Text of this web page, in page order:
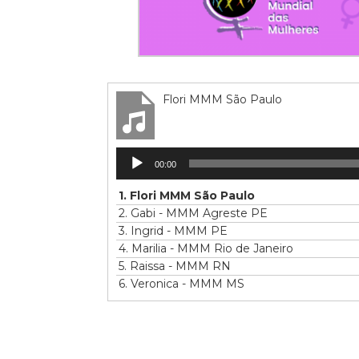
Flori MMM São Paulo
Tocador
áudio
00:00
1. Flori MMM São Paulo
2. Gabi - MMM Agreste PE
3. Ingrid - MMM PE
4. Marilia - MMM Rio de Janeiro
5. Raissa - MMM RN
6.Veronica - MMM MS